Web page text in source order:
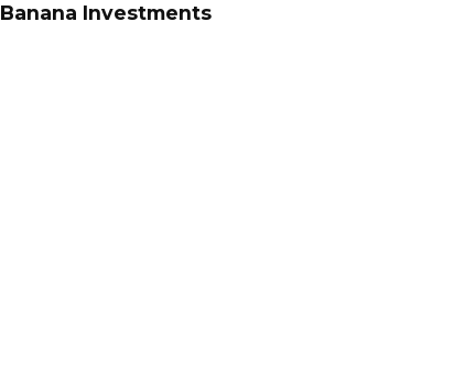
Banana Investments